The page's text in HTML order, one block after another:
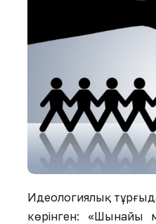
Идеологиялық
көрінген: «Шынайы